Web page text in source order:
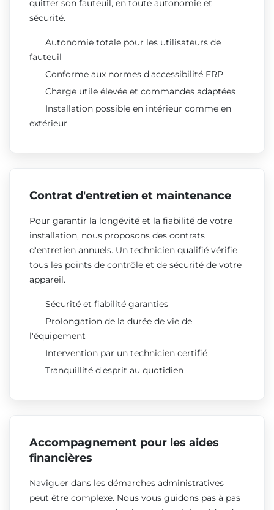
quitter son fauteuil, en toute autonomie et
sécurité.
Autonomie totale pour les utilisateurs de
fauteuil
Conforme aux normes d'accessibilité ERP
Charge utile élevée et commandes adaptées
Installation possible en intérieur comme en
extérieur
Contrat d'entretien et maintenance
Pour garantir la longévité et la fiabilité de votre
installation, nous proposons des contrats
d'entretien annuels. Un technicien qualifié vérifie
tous les points de contrôle et de sécurité de votre
appareil.
Sécurité et fiabilité garanties
Prolongation de la durée de vie de
l'équipement
Intervention par un technicien certifié
Tranquillité d'esprit au quotidien
Accompagnement pour les aides
financières
Naviguer dans les démarches administratives
peut être complexe. Nous vous guidons pas à pas